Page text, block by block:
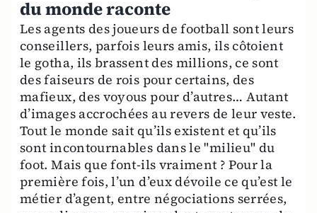
du monde raconte
Les agents des joueurs de football sont leurs
conseillers, parfois leurs amis, ils côtoient
le gotha, ils brassent des millions, ce sont
des faiseurs de rois pour certains, des
mafieux, des voyous pour d’autres… Autant
d’images accrochées au revers de leur veste.
Tout le monde sait qu’ils existent et qu’ils
sont incontournables dans le "milieu" du
foot. Mais que font-ils vraiment ? Pour la
première fois, l’un d’eux dévoile ce qu’est le
métier d’agent, entre négociations serrées,